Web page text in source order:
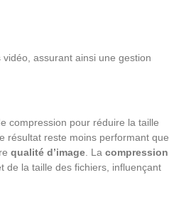
assurant ainsi une gestion
compression pour réduire la taille
résultat reste moins performant que
qualité d’image . La compression
de la taille des fichiers, influençant